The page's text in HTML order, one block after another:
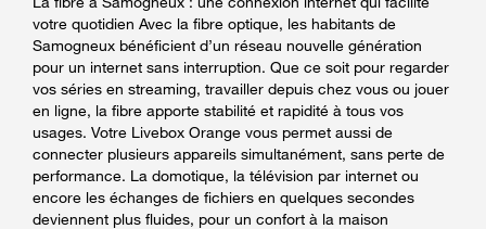
votre quotidien Avec la fibre optique, les habitants de
Samogneux bénéficient d’un réseau nouvelle génération
pour un internet sans interruption. Que ce soit pour regarder
vos séries en streaming, travailler depuis chez vous ou jouer
en ligne, la fibre apporte stabilité et rapidité à tous vos
usages. Votre Livebox Orange vous permet aussi de
connecter plusieurs appareils simultanément, sans perte de
performance. La domotique, la télévision par internet ou
encore les échanges de fichiers en quelques secondes
deviennent plus fluides, pour un confort à la maison